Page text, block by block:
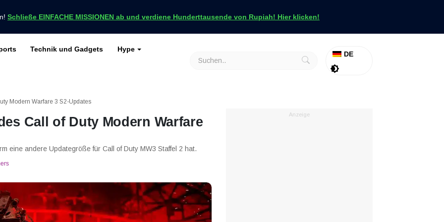
Schließe EINFACHE MISSIONEN ab und verdiene Hunderttausende von Rupiah! Hier klicken!
nur bei VCGamers
Technik und Gadgets Hype
DE
Modern Warfare 3 S2-Updates
Call of Duty Modern Warfare
eine andere Updategröße für Call of Duty MW3 Staffel 2 hat.
Anzeige